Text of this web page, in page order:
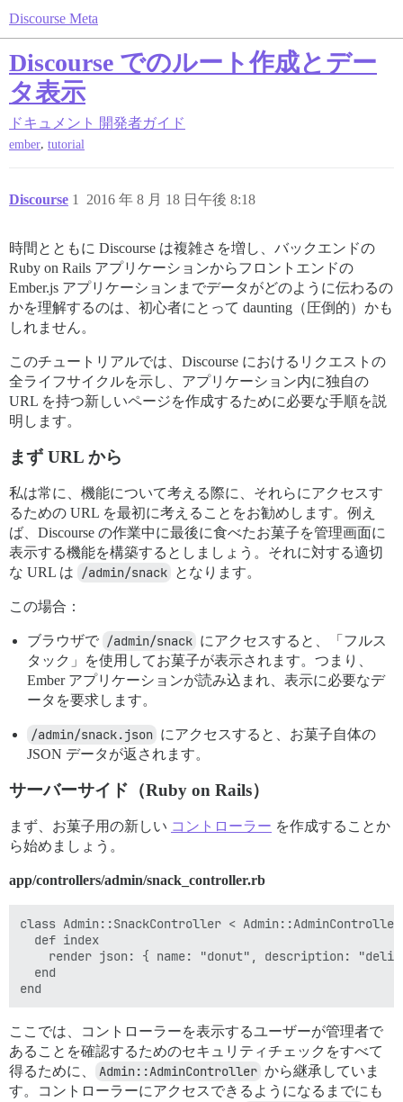
Discourse Meta
Discourse でのルート作成とデー
タ表示
ドキュメント 開発者ガイド
ember, tutorial
Discourse 2016 年 8 月 18 日午後 8:18
1
時間とともに Discourse は複雑さを増し、バックエンドの
Ruby on Rails アプリケーションからフロントエンドの
Ember.js アプリケーションまでデータがどのように伝わるの
かを理解するのは、初心者にとって daunting（圧倒的）かも
しれません。
このチュートリアルでは、Discourse におけるリクエストの
全ライフサイクルを示し、アプリケーション内に独自の
URL を持つ新しいページを作成するために必要な手順を説
明します。
まず URL から
私は常に、機能について考える際に、それらにアクセスす
るための URL を最初に考えることをお勧めします。例え
ば、Discourse の作業中に最後に食べたお菓子を管理画面に
表示する機能を構築するとしましょう。それに対する適切
な URL は
/admin/snack となります。
この場合：
ブラウザで /admin/snack にアクセスすると、「フルス
タック」を使用してお菓子が表示されます。つまり、
Ember アプリケーションが読み込まれ、表示に必要なデ
ータを要求します。
/admin/snack.json にアクセスすると、お菓子自体の
JSON データが返されます。
サーバーサイド（Ruby on Rails）
まず、お菓子用の新しい コントローラー を作成することか
ら始めましょう。
app/controllers/admin/snack_controller.rb
class Admin::SnackController < Admin::AdminController
  def index
render json: { name: "donut", description:
  end
ここでは、コントローラーを表示するユーザーが管理者で
あることを確認するためのセキュリティチェックをすべて
得るために、
Admin::AdminController から継承していま
す。コントローラーにアクセスできるようになるまでにも